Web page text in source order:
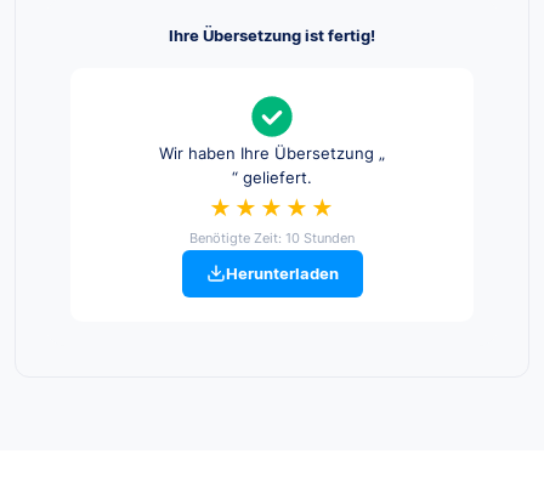
Ihre Übersetzung ist fertig!
Wir haben Ihre Übersetzung „
“ geliefert.
★★★★★
Benötigte Zeit: 10 Stunden
Herunterladen